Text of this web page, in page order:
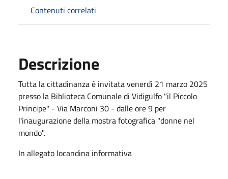
Contenuti correlati
Descrizione
Tutta la cittadinanza è invitata venerdì 21 marzo 2025
presso la Biblioteca Comunale di Vidigulfo "il Piccolo
Principe" - Via Marconi 30 - dalle ore 9 per
l'inaugurazione della mostra fotografica "donne nel
mondo".
In allegato locandina informativa